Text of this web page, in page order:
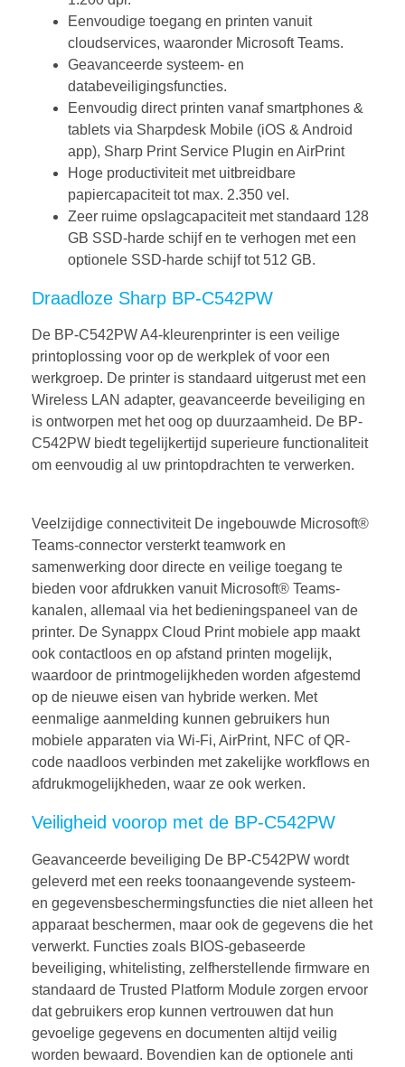
Eenvoudige toegang en printen vanuit
cloudservices, waaronder Microsoft Teams.
Geavanceerde systeem- en
databeveiligingsfuncties.
Eenvoudig direct printen vanaf smartphones &
tablets via Sharpdesk Mobile (iOS & Android
app), Sharp Print Service Plugin en AirPrint
Hoge productiviteit met uitbreidbare
papiercapaciteit tot max. 2.350 vel.
Zeer ruime opslagcapaciteit met standaard 128
GB SSD-harde schijf en te verhogen met een
optionele SSD-harde schijf tot 512 GB.
Draadloze Sharp BP-C542PW
De BP-C542PW A4-kleurenprinter is een veilige
printoplossing voor op de werkplek of voor een
werkgroep. De printer is standaard uitgerust met een
Wireless LAN adapter, geavanceerde beveiliging en
is ontworpen met het oog op duurzaamheid. De BP-
C542PW biedt tegelijkertijd superieure functionaliteit
om eenvoudig al uw printopdrachten te verwerken.
Veelzijdige connectiviteit De ingebouwde Microsoft®
Teams-connector versterkt teamwork en
samenwerking door directe en veilige toegang te
bieden voor afdrukken vanuit Microsoft® Teams-
kanalen, allemaal via het bedieningspaneel van de
printer. De Synappx Cloud Print mobiele app maakt
ook contactloos en op afstand printen mogelijk,
waardoor de printmogelijkheden worden afgestemd
op de nieuwe eisen van hybride werken. Met
eenmalige aanmelding kunnen gebruikers hun
mobiele apparaten via Wi-Fi, AirPrint, NFC of QR-
code naadloos verbinden met zakelijke workflows en
afdrukmogelijkheden, waar ze ook werken.
Veiligheid voorop met de BP-C542PW
Geavanceerde beveiliging De BP-C542PW wordt
geleverd met een reeks toonaangevende systeem-
en gegevensbeschermingsfuncties die niet alleen het
apparaat beschermen, maar ook de gegevens die het
verwerkt. Functies zoals BIOS-gebaseerde
beveiliging, whitelisting, zelfherstellende firmware en
standaard de Trusted Platform Module zorgen ervoor
dat gebruikers erop kunnen vertrouwen dat hun
gevoelige gegevens en documenten altijd veilig
worden bewaard. Bovendien kan de optionele anti